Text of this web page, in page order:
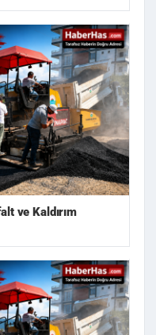
ve Kaldırım